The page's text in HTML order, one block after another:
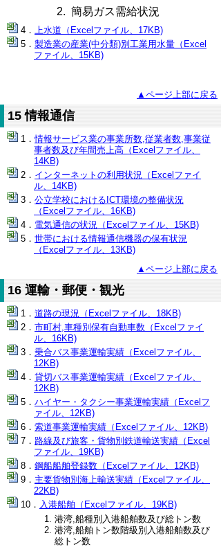
2. 簡易ガス需給状況
上水道（Excelファイル、17KB)
製造業の産業(中分類)別工業用水量（Excel
ファイル、15KB)
▲ページ上部に戻る
15 情報通信
情報サービス業の事業所数,従業者数,事業従
事者数及び年間売上高（Excelファイル、
14KB)
インターネットの利用状況（Excelファイ
ル、14KB)
公立学校におけるICT環境の整備状況
（Excelファイル、16KB)
電気通信の状況（Excelファイル、15KB)
世帯における情報通信機器の保有状況
（Excelファイル、13KB)
▲ページ上部に戻る
16 運輸・郵便・観光
道路の現況（Excelファイル、18KB)
市町村,車種別保有自動車数（Excelファイ
ル、16KB)
乗合バス事業運輸実績（Excelファイル、
12KB)
貸切バス事業運輸実績（Excelファイル、
12KB)
ハイヤー・タクシー事業運輸実績（Excelフ
ァイル、12KB)
索道事業運輸実績（Excelファイル、12KB)
路線及び旅客・貨物別鉄道輸送実績（Excel
ファイル、19KB)
鋼船船舶登録数（Excelファイル、12KB)
主要貨物別海上輸送実績（Excelファイル、
22KB)
入港船舶（Excelファイル、19KB)
港湾,船種別入港船舶数及び総トン数
港湾,船舶トン数階級別入港船舶数及び
総トン数